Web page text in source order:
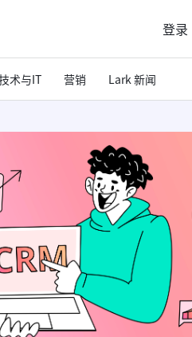
登录
术与IT 营销 Lark 新闻